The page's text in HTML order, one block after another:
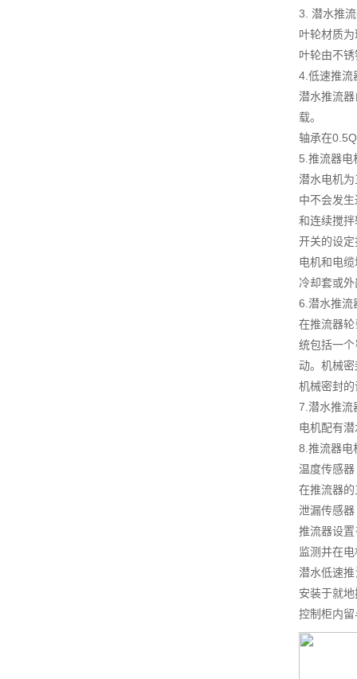
3. 潜水推
叶轮材质
叶轮由不
4.低速推流
潜水推流
载。
轴承在
5.推流器电
潜水电机
中不会发
和连续搅
开关的设
电机和电
冷却套或
6.潜水推流
在推流器
统包括一
动。机械
机械密封
7.潜水推流
电机配有
8.推流器电
温度传感器
在推流器
泄漏传感器
推流器设
监测并在
潜水低速
安装于就
控制柜内